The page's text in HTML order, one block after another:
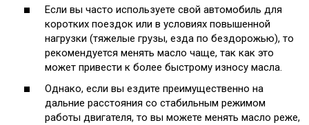
Если вы часто используете свой автомобиль для
коротких поездок или в условиях повышенной
нагрузки (тяжелые грузы, езда по бездорожью), то
рекомендуется менять масло чаще, так как это
может привести к более быстрому износу масла.
Однако, если вы ездите преимущественно на
дальние расстояния со стабильным режимом
работы двигателя, то вы можете менять масло реже,